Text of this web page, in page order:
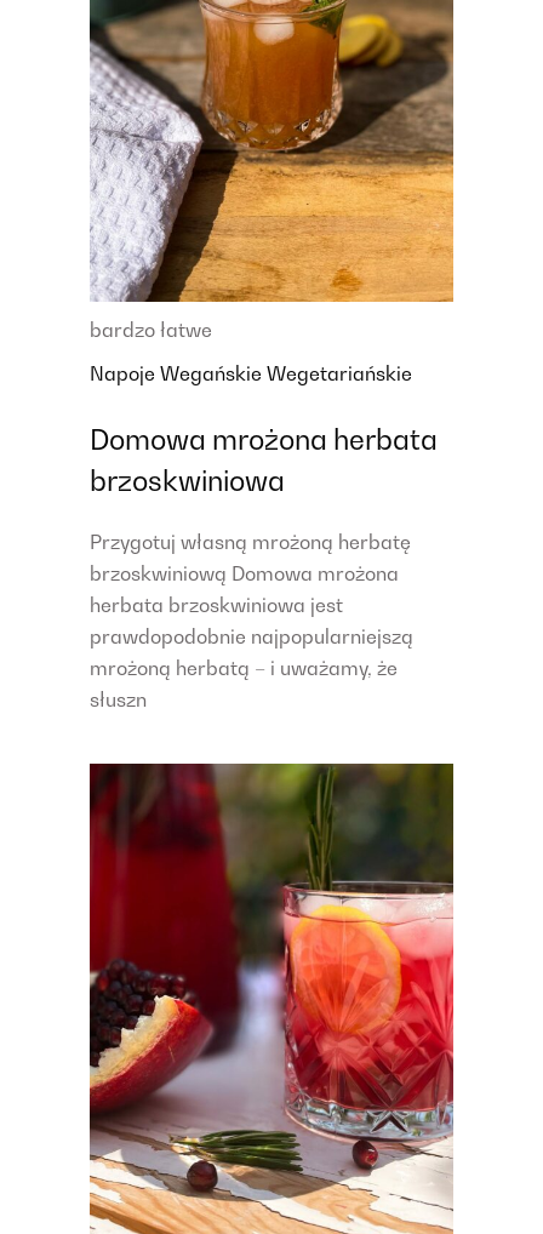
bardzo łatwe
Napoje Wegańskie Wegetariańskie
Domowa mrożona herbata
brzoskwiniowa
Przygotuj własną mrożoną herbatę
brzoskwiniową Domowa mrożona
herbata brzoskwiniowa jest
prawdopodobnie najpopularniejszą
mrożoną herbatą – i uważamy, że
słuszn